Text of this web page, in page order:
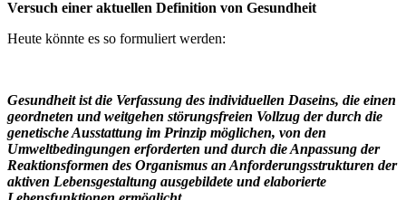
Versuch einer aktuellen Definition von Gesundheit
Heute könnte es so formuliert werden:
Gesundheit ist die Verfassung des individuellen Daseins, die einen
geordneten und weitgehen störungsfreien Vollzug der durch die
genetische Ausstattung im Prinzip möglichen, von den
Umweltbedingungen erforderten und durch die Anpassung der
Reaktionsformen des Organismus an Anforderungsstrukturen der
aktiven Lebensgestaltung ausgebildete und elaborierte